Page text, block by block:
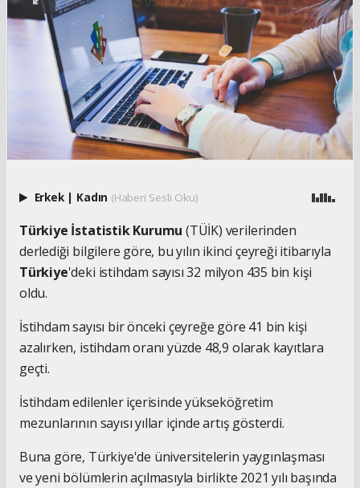
Erkek | Kadın (Haberi Sesli Oku)
Türkiye İstatistik Kurumu (TÜİK) verilerinden
derlediği bilgilere göre, bu yılın ikinci çeyreği itibarıyla
Türkiye'deki istihdam sayısı 32 milyon 435 bin kişi
oldu.
İstihdam sayısı bir önceki çeyreğe göre 41 bin kişi
azalırken, istihdam oranı yüzde 48,9 olarak kayıtlara
geçti.
İstihdam edilenler içerisinde yükseköğretim
mezunlarının sayısı yıllar içinde artış gösterdi.
Buna göre, Türkiye'de üniversitelerin yaygınlaşması
ve yeni bölümlerin açılmasıyla birlikte 2021 yılı başında